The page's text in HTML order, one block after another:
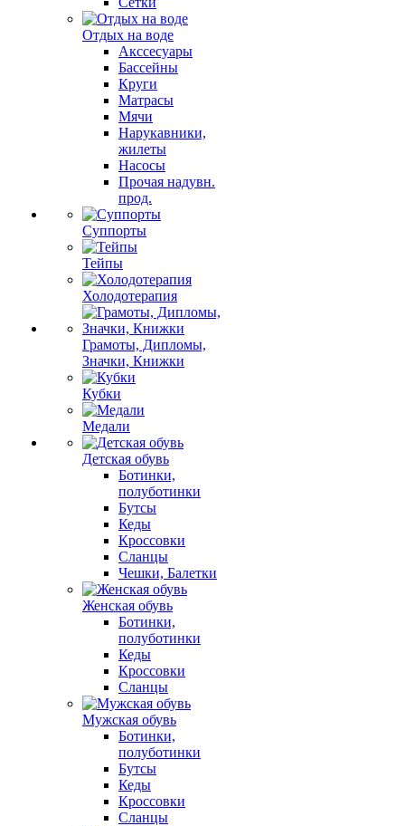
Отдых на воде
Акссесуары
Бассейны
Круги
Матрасы
Мячи
Нарукавники,
жилеты
Насосы
Прочая надувн.
прод.
Суппорты
Тейпы
Холодотерапия
Грамоты, Дипломы,
Значки, Книжки
Кубки
Медали
Детская обувь
Ботинки,
полуботинки
Бутсы
Кеды
Кроссовки
Сланцы
Чешки, Балетки
Женская обувь
Ботинки,
полуботинки
Кеды
Кроссовки
Сланцы
Мужская обувь
Ботинки,
полуботинки
Бутсы
Кеды
Кроссовки
Сланцы